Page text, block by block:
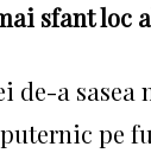
sfant loc
de-a
pe